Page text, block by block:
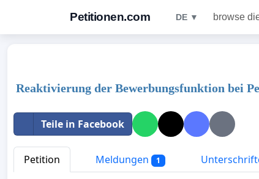
Petitionen.com DE ▼ browse
Reaktivierung der Bewerbungsfunktion bei
Teile in Facebook
Petition Meldungen 1